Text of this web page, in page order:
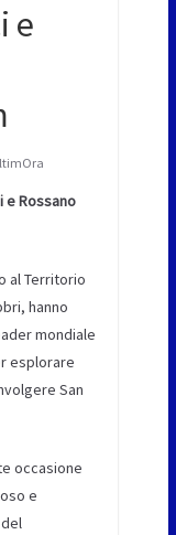
e
e Rossano
al Territorio
hanno
mondiale
esplorare
San
occasione
e